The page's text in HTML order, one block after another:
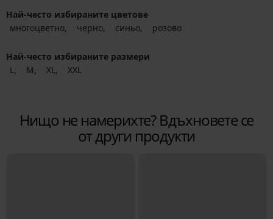
Най-често избираните цветове
многоцветно
черно синьо розово
Най-често избираните размери
L
M XL XXL
Нищо не намерихте? Вдъхновете се
от други продукти